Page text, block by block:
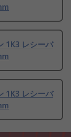
1K3 レシーバ
1K3 レシーバ